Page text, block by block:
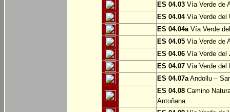
ES 04.03 Vía Verde de
ES 04.04Vía Verde del
ES 04.04aVía Verde
ES 04.05 Vía Verde de
ES 04.06 Vía Verde del
ES 04.07 Vía Verde del
ES 04.07aAndollu –
ES 04.08 Camino
Antoñana